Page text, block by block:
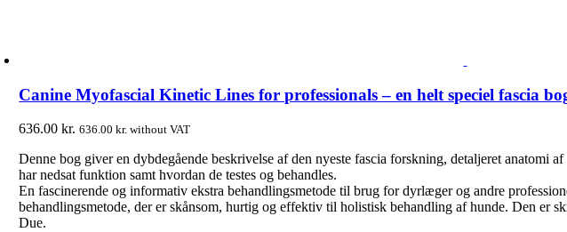
Canine Myofascial Kinetic Lines for professionals – en helt speciel fascia
636.00kr. 636.00kr. without VAT
Denne bog giver en dybdegående beskrivelse af den nyeste fascia forskning, detaljeret
har nedsat funktion samt hvordan de testes og behandles.
En fascinerende og informativ ekstra behandlingsmetode til brug for dyrlæger og andre
behandlingsmetode, der er skånsom, hurtig og effektiv til holistisk behandling af hunde. Den
Due.